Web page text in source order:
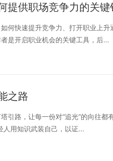
提供职场竞争力的关键
何快速提升竞争力、打开职业上
是开启职业机会的关键工具，后...
之路
引路，让每一份对“追光”的向往都
人用知识武装自己，以证...